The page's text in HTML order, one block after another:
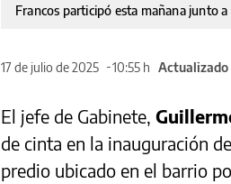
Francos participó esta mañana junto
17 de julio de 2025 10:55 h Actualizado
El jefe de Gabinete,
de cinta en la inauguración
predio ubicado en el barrio